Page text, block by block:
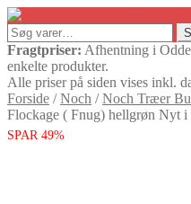
Søg
efter:
Fragtpriser: Afhentning i
enkelte produkter.
Alle priser på siden vises inkl.
Forside /Noch /Noch Træer
Flockage ( Fnug) hellgrøn Nyt i
SPAR 49%